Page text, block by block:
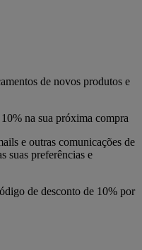
de novos produtos e
na sua próxima compra
e outras comunicações de
suas preferências e
de desconto de 10% por